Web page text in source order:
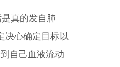
真的发自肺
决心确定目标以
自己血液流动